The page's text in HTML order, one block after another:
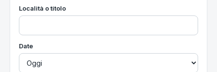
Località o titolo
Date